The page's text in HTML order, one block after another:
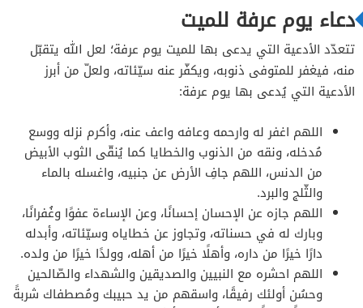
دعاء يوم عرفة للميت
تتعدّد الأدعية التي يدعى بها للميت يوم عرفة؛ لعل الله يتقبّل
منه، فيغفر للمتوفى ذنوبه، ويكفّر عنه سيّئاته، ولعلّ من أبرز
الأدعية التي يُدعى بها يوم عرفة:
اللهم اغفر له وارحمه وعافه واعف عنه، وأكرم نزله ووسع
مُدخله، ونقه من الذنوب والخطايا كما يُنقّى الثوب الأبيض
من الدنس، اللهم جافِ الأرض عن جنبيه، واغسله بالماء
والثّلج والبرد.
اللهم جازه عن الإحسان إحسانًا، وعن الإساءة عفوًا وغُفرانًا،
وبارك له في حسناته، وتجاوز عن خطاياه وسيّئاته، وأبدله
دارًا خيرًا من داره، وأهلًا خيرًا من أهله، وولدًا خيرًا من ولده.
اللهم احشره مع النبيين والصديقين والشهداء والصّالحين
وحسُن أولئك رفيقًا، واسقهم من يد حبيبك ومُصطفاك شربةً